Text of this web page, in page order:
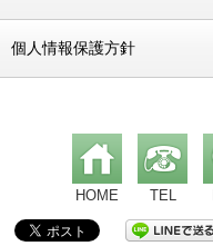
個人情報保護方針
HOME TEL